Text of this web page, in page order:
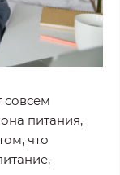
совсем
питания,
что